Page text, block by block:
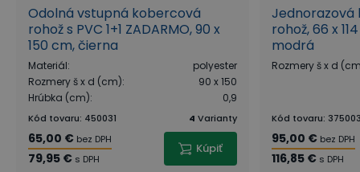
Odolná vstupná kobercová
rohož s PVC 1+1 ZADARMO, 90 x
150 cm, čierna
Materiál:
polyester
Rozmery š x d (cm):
90 x 150
Hrúbka (cm): 0,9
Kód tovaru: 450031 4 Varianty
65,00 € bez DPH
79,95 € s DPH
Kúpiť
Jednorazová
rohož, 66 x
modrá
Rozmery š x d
Kód tovaru:
95,00 € bez DPH
116,85 € s DPH